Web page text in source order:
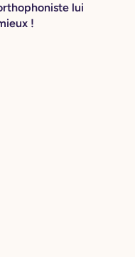
lui
!